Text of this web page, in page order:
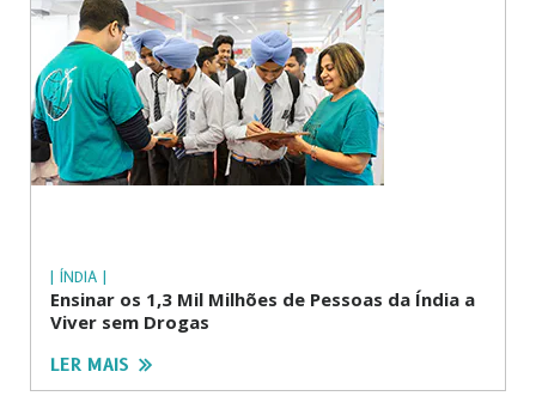
| ÍNDIA |
Ensinar os 1,3 Mil Milhões de Pessoas da Índia a
Viver sem Drogas
LER MAIS